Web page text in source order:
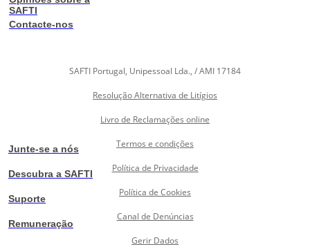
SAFTI
Contacte-nos
Junte-se a nós
Descubra a SAFTI
Suporte
Remuneração
SAFTI Portugal, Unipessoal Lda., / AMI 17184
Resolução Alternativa de Litígios
Livro de Reclamações online
Termos e condições
Política de Privacidade
Política de Cookies
Canal de Denúncias
Gerir Dados